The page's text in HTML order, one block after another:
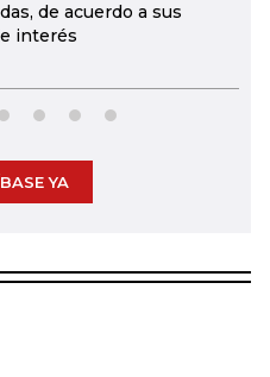
de acuerdo a sus
interés
YA